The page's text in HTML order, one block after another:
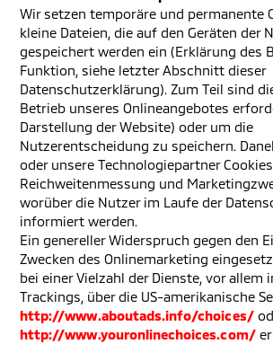
Wir setzen temporäre und permanente
kleine Dateien, die auf den Geräten der
gespeichert werden ein (Erklärung des
Funktion, siehe letzter Abschnitt dieser
Datenschutzerklärung). Zum Teil sind
Betrieb unseres Onlineangebotes
Darstellung der Website) oder um die
Nutzerentscheidung zu speichern.
oder unsere Technologiepartner
Reichweitenmessung und
worüber die Nutzer im Laufe der
informiert werden.
Ein genereller Widerspruch gegen den
Zwecken des Onlinemarketing
bei einer Vielzahl der Dienste, vor allem
Trackings, über die US-amerikanische
http://www.aboutads.info/choices/
http://www.youronlinechoices.com/